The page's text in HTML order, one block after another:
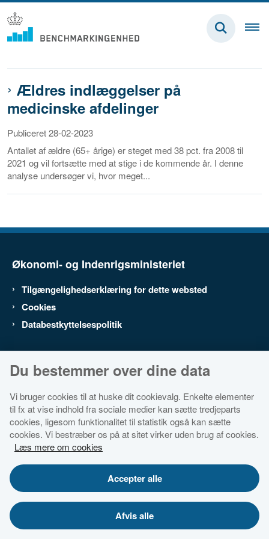
Ældres indlæggelser på
medicinske afdelinger
Publiceret 28-02-2023
Antallet af ældre (65+ årige) er steget med 38 pct. fra 2008 til
2021 og vil fortsætte med at stige i de kommende år. I denne
analyse undersøger vi, hvor meget...
Økonomi- og Indenrigsministeriet
Tilgængelighedserklæring for dette websted
Cookies
Databestkyttelsespolitik
Du bestemmer over dine data
Vi bruger cookies til at huske dit cookievalg. Enkelte elementer
til fx at vise indhold fra sociale medier kan sætte tredjeparts
cookies, ligesom funktionalitet til statistik også kan sætte
cookies. Vi bestræber os på at sitet virker uden brug af cookies.
Læs mere om cookies
Accepter alle
Afvis alle